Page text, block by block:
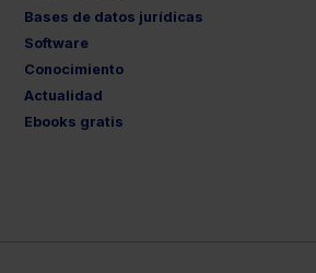
Bases de datos jurídicas
Software
Conocimiento
Actualidad
Ebooks gratis